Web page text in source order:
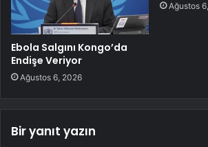
Ebola Salgını Kongo’da
Endişe Veriyor
Ağustos 6, 2026
Ağustos
Bir yanıt yazın